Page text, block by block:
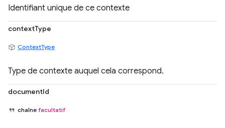
Identifiant unique de ce contexte
contextType
ContextType
Type de contexte auquel cela correspond.
documentId
chaîne facultatif